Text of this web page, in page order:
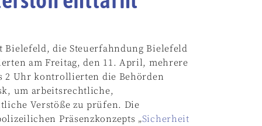
die Steuerfahndung Bielefeld
am Freitag, den 11. April, mehrere
2 Uhr kontrollierten die Behörden
um arbeitsrechtliche,
Verstöße zu prüfen. Die
Präsenzkonzepts „Sicherheit